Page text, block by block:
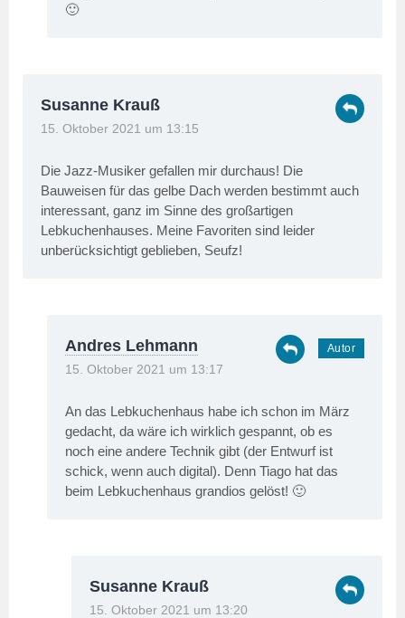
🙂
Susanne Krauß
15. Oktober 2021 um 13:15
Die Jazz-Musiker gefallen mir durchaus! Die
Bauweisen für das gelbe Dach werden bestimmt auch
interessant, ganz im Sinne des großartigen
Lebkuchenhauses. Meine Favoriten sind leider
unberücksichtigt geblieben, Seufz!
Andres Lehmann
15. Oktober 2021 um 13:17
An das Lebkuchenhaus habe ich schon im März
gedacht, da wäre ich wirklich gespannt, ob es
noch eine andere Technik gibt (der Entwurf ist
schick, wenn auch digital). Denn Tiago hat das
beim Lebkuchenhaus grandios gelöst! 🙂
Susanne Krauß
15. Oktober 2021 um 13:20